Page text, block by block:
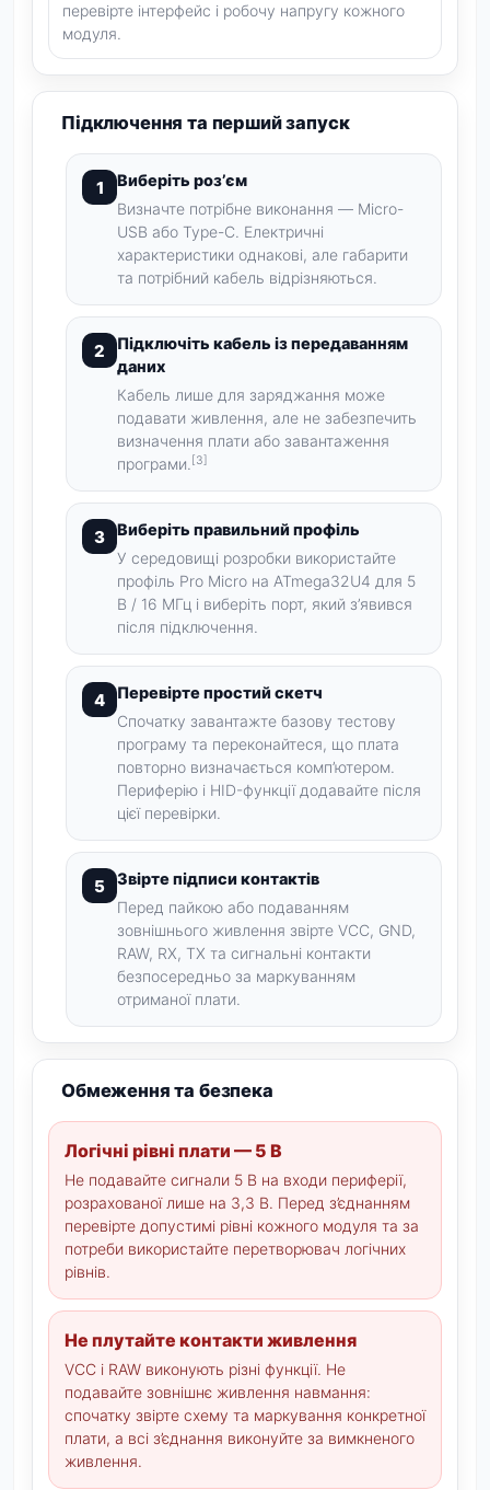
перевірте інтерфейс і робочу напругу кожного
модуля.
Підключення та перший запуск
Виберіть роз’єм
Визначте потрібне виконання — Micro-
USB або Type-C. Електричні
характеристики однакові, але габарити
та потрібний кабель відрізняються.
Підключіть кабель із передаванням
даних
Кабель лише для заряджання може
подавати живлення, але не забезпечить
визначення плати або завантаження
програми. [3]
Виберіть правильний профіль
У середовищі розробки використайте
профіль Pro Micro на ATmega32U4 для 5
В / 16 МГц і виберіть порт, який з’явився
після підключення.
Перевірте простий скетч
Спочатку завантажте базову тестову
програму та переконайтеся, що плата
повторно визначається комп’ютером.
Периферію і HID-функції додавайте після
цієї перевірки.
Звірте підписи контактів
Перед пайкою або подаванням
зовнішнього живлення звірте VCC, GND,
RAW, RX, TX та сигнальні контакти
безпосередньо за маркуванням
отриманої плати.
Обмеження та безпека
Логічні рівні плати — 5 В
Не подавайте сигнали 5 В на входи периферії,
розрахованої лише на 3,3 В. Перед з’єднанням
перевірте допустимі рівні кожного модуля та за
потреби використайте перетворювач логічних
рівнів.
Не плутайте контакти живлення
VCC і RAW виконують різні функції. Не
подавайте зовнішнє живлення навмання:
спочатку звірте схему та маркування конкретної
плати, а всі з’єднання виконуйте за вимкненого
живлення.